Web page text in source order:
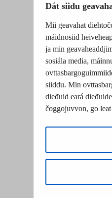
Dát siidu
Mii geavahat
máidnosiid
ja min
sosiála media,
siiddu. Min
dieđuid eará
čoggojuvvon, go